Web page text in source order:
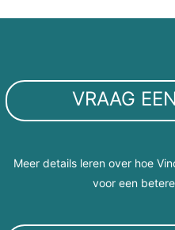
VRAAG
Meer details leren over hoe
voor een